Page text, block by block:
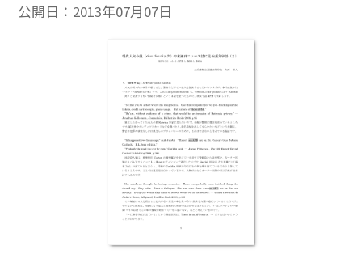
公開日： 2013年07月07日